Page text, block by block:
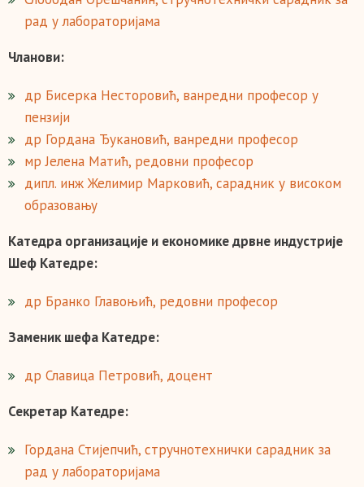
рад у лабораторијама
Чланови:
др Бисерка Несторовић, ванредни професор у
пензији
др Гордана Ђукановић, ванредни професор
мр Јелена Матић, редовни професор
дипл. инж Желимир Марковић, сарадник у високом
образовању
Катедра организације и економике дрвне индустрије
Шеф Катедре:
др Бранко Главоњић, редовни професор
Заменик шефа Катедре:
др Славица Петровић, доцент
Секретар Катедре:
Гордана Стијепчић, стручнотехнички сарадник за
рад у лабораторијама